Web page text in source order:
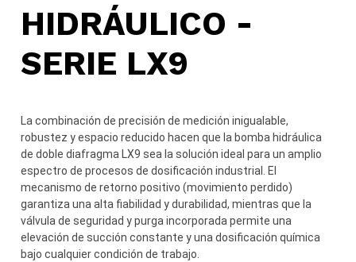
HIDRÁULICO -
SERIE LX9
La combinación de precisión de medición inigualable,
robustez y espacio reducido hacen que la bomba hidráulica
de doble diafragma LX9 sea la solución ideal para un amplio
espectro de procesos de dosificación industrial. El
mecanismo de retorno positivo (movimiento perdido)
garantiza una alta fiabilidad y durabilidad, mientras que la
válvula de seguridad y purga incorporada permite una
elevación de succión constante y una dosificación química
bajo cualquier condición de trabajo.